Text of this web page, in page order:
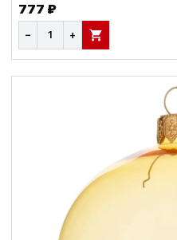
777 ₽
− + В КОРЗИНУ